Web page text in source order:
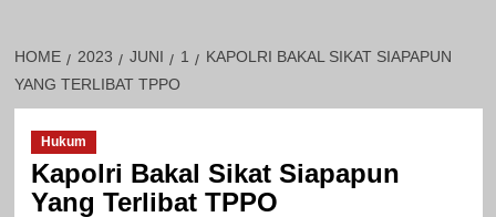
HOME 2023 JUNI 1
KAPOLRI BAKAL SIKAT SIAPAPUN
YANG TERLIBAT TPPO
Hukum
Kapolri Bakal Sikat Siapapun
Yang Terlibat TPPO